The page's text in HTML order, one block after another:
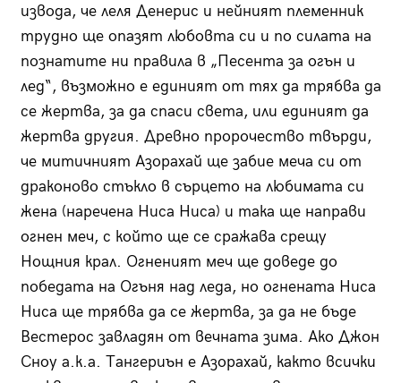
извода, че леля Денерис и нейният племенник
трудно ще опазят любовта си и по силата на
познатите ни правила в „Песента за огън и
лед“, възможно е единият от тях да трябва да
се жертва, за да спаси света, или единият да
жертва другия. Древно пророчество твърди,
че митичният Азорахай ще забие меча си от
драконово стъкло в сърцето на любимата си
жена (наречена Ниса Ниса) и така ще направи
огнен меч, с който ще се сражава срещу
Нощния крал. Огненият меч ще доведе до
победата на Огъня над леда, но огнената Ниса
Ниса ще трябва да се жертва, за да не бъде
Вестерос завладян от вечната зима. Ако Джон
Сноу а.к.а. Тангериън е Азорахай, както всички